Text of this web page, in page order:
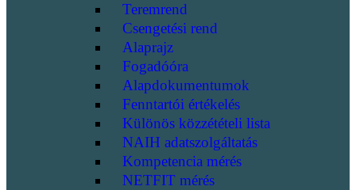
Teremrend
Csengetési rend
Alaprajz
Fogadóóra
Alapdokumentumok
Fenntartói értékelés
Különös közzétételi lista
NAIH adatszolgáltatás
Kompetencia mérés
NETFIT mérés